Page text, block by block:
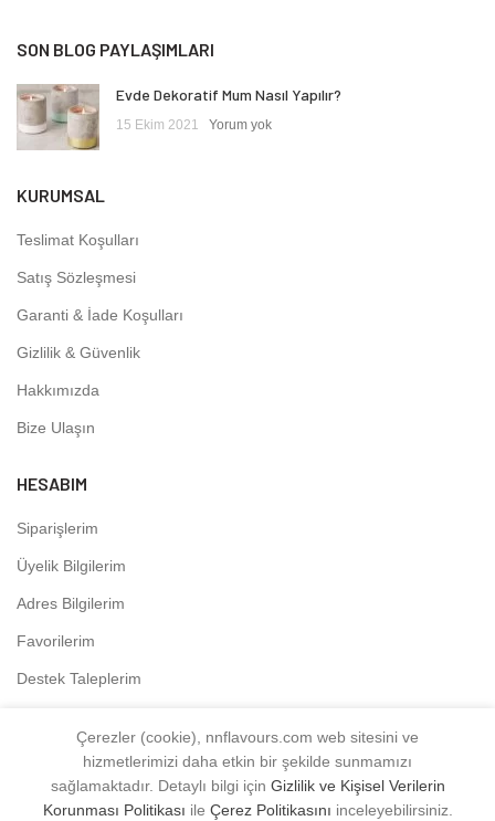
SON BLOG PAYLAŞIMLARI
Evde Dekoratif Mum Nasıl Yapılır?
15 Ekim 2021 Yorum yok
KURUMSAL
Teslimat Koşulları
Satış Sözleşmesi
Garanti & İade Koşulları
Gizlilik & Güvenlik
Hakkımızda
Bize Ulaşın
HESABIM
Siparişlerim
Üyelik Bilgilerim
Adres Bilgilerim
Favorilerim
Destek Taleplerim
NNFLAVOURS 2021 - Tüm Hakları Saklıdır.
Çerezler (cookie), nnflavours.com web sitesini ve
hizmetlerimizi daha etkin bir şekilde sunmamızı
sağlamaktadır. Detaylı bilgi için Gizlilik ve Kişisel Verilerin
Korunması Politikası ile Çerez Politikasını inceleyebilirsiniz.